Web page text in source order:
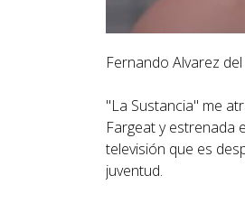
Fernando Alvarez
"La Sustancia" me
Fargeat y estrenada
televisión que es
juventud.